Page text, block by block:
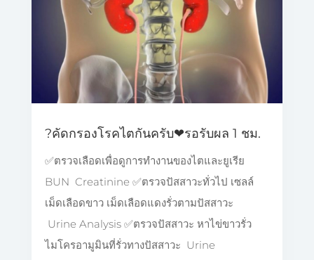
?คัดกรองโรคไตกันครับ❤รอรับผล 1 ชม.
✅️ตรวจเลือดเพื่อดูการทำงานของไตและยูเรีย
BUN Creatinine ✅️ตรวจปัสสาวะทั่วไป เซลล์
เม็ดเลือดขาว เม็ดเลือดแดงรั่วตามปัสสาวะ
Urine Analysis ✅️ตรวจปัสสาวะ หาไข่ขาวรั่ว
ไมโครอามูมินที่รั่วทางปัสสาวะ Urine